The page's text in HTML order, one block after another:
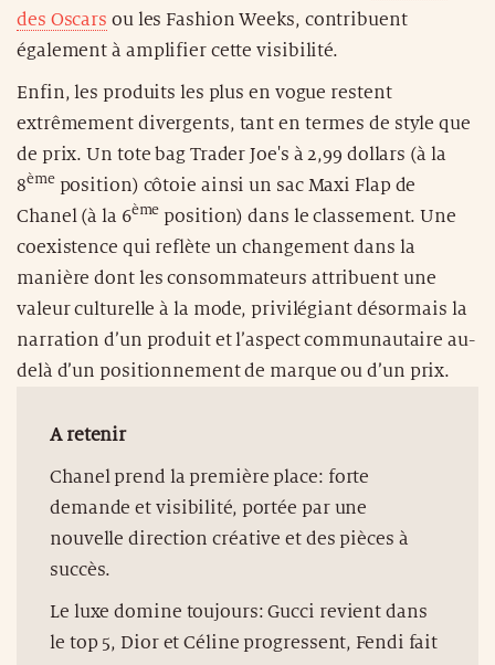
des Oscars ou les Fashion Weeks, contribuent
également à amplifier cette visibilité.
Enfin, les produits les plus en vogue restent
extrêmement divergents, tant en termes de style que
de prix. Un tote bag Trader Joe's à 2,99 dollars (à la
8èmeposition) côtoie ainsi un sac Maxi Flap de
Chanel (à la 6ème position) dans le classement. Une
coexistence qui reflète un changement dans la
manière dont les consommateurs attribuent une
valeur culturelle à la mode, privilégiant désormais la
narration d’un produit et l’aspect communautaire au-
delà d’un positionnement de marque ou d’un prix.
A retenir
Chanel prend la première place: forte
demande et visibilité, portée par une
nouvelle direction créative et des pièces à
succès.
Le luxe domine toujours: Gucci revient dans
le top 5, Dior et Céline progressent, Fendi fait